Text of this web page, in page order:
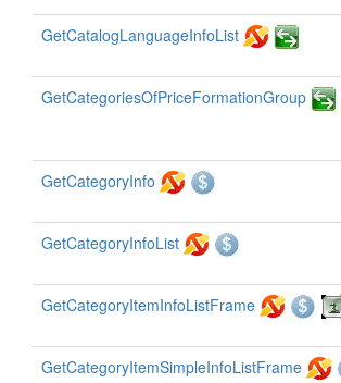
GetCatalogLanguageInfoList
GetCategoriesOfPriceFormationGroup
GetCategoryInfo
GetCategoryInfoList
GetCategoryItemInfoListFrame
GetCategoryItemSimpleInfoListFrame